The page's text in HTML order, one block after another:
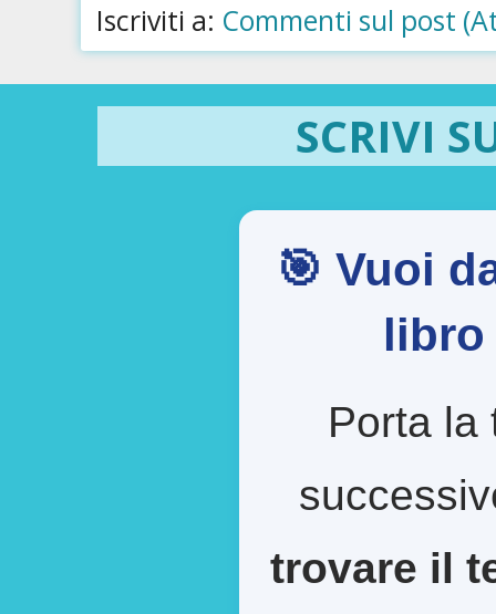
Iscriviti a: Commenti sul post
SCRIVI
🎯 Vuoi
libro
Porta la
trovare il